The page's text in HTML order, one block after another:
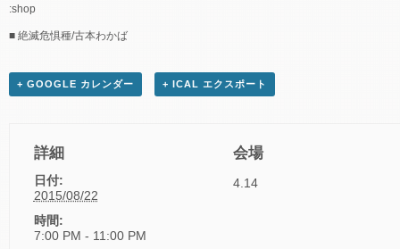
:shop
■ 絶滅危惧種/古本わかば
+ GOOGLE カレンダー + ICAL エクスポート
詳細
日付:
2015/08/22
時間:
7:00 PM - 11:00 PM
会場
4.14